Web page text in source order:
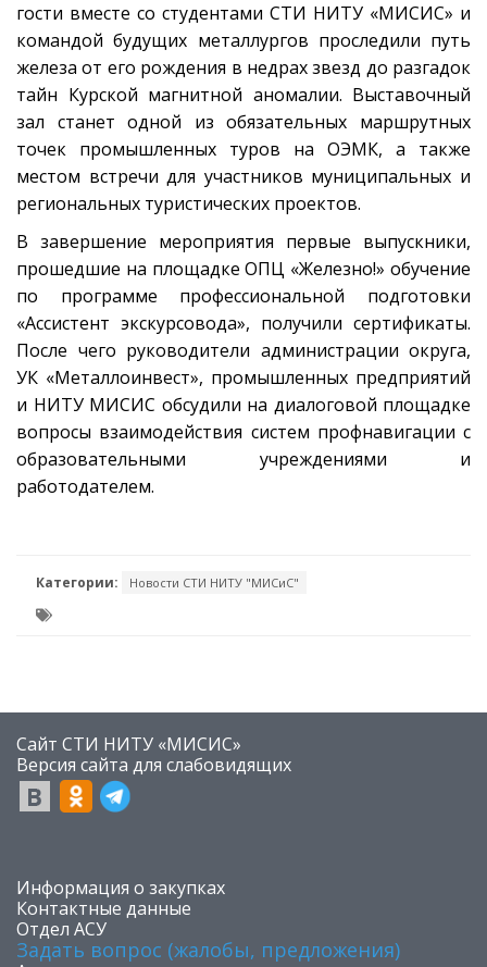
гости вместе со студентами СТИ НИТУ «МИСИС» и
командой будущих металлургов проследили путь
железа от его рождения в недрах звезд до разгадок
тайн Курской магнитной аномалии. Выставочный
зал станет одной из обязательных маршрутных
точек промышленных туров на ОЭМК, а также
местом встречи для участников муниципальных и
региональных туристических проектов.
В завершение мероприятия первые выпускники,
прошедшие на площадке ОПЦ «Железно!» обучение
по программе профессиональной подготовки
«Ассистент экскурсовода», получили сертификаты.
После чего руководители администрации округа,
УК «Металлоинвест», промышленных предприятий
и НИТУ МИСИС обсудили на диалоговой площадке
вопросы взаимодействия систем профнавигации с
образовательными учреждениями и
работодателем.
Категории: Новости СТИ НИТУ "МИСиС"
Сайт СТИ НИТУ «МИСИС»
​Версия сайта для слабовидящих
​Информация о закупках
Контактные данные
Отдел АСУ
Задать вопрос (жалобы, предложения)